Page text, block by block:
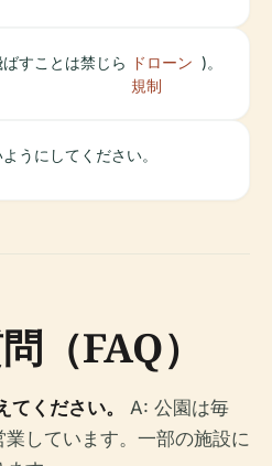
すことは禁じら
ドローン
規制
)。
うにしてください。
（FAQ）
ください。
A: 公園は毎
業しています。一部の施設に